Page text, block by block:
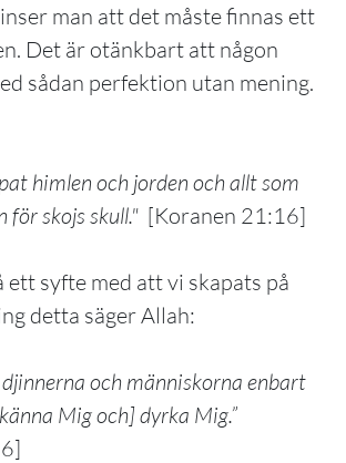
man att det måste finnas ett
Det är otänkbart att någon
sådan perfektion utan mening.
himlen och jorden och allt som
för skojs skull." [Koranen 21:16]
ett syfte med att vi skapats på
detta säger Allah:
djinnerna och människorna enbart
Mig och] dyrka Mig.”